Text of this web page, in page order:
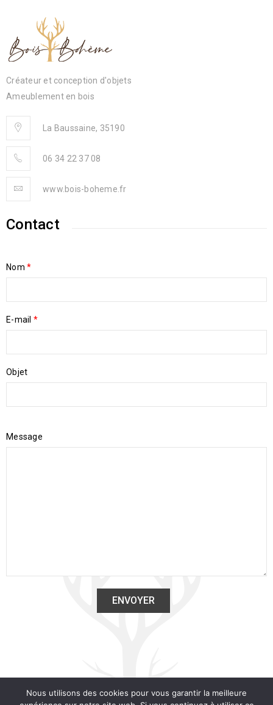
Créateur et conception d'objets
Ameublement en bois
La Baussaine, 35190
06 34 22 37 08
www.bois-boheme.fr
Contact
Nom *
E-mail *
Objet
Message
© 2025 Bois-Bohème | CGV|Mentions légales
Nous utilisons des cookies pour vous garantir la meilleure